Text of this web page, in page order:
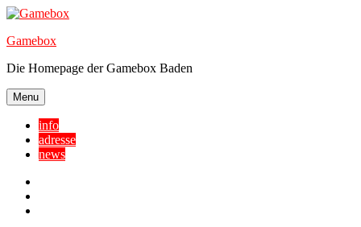
Skip
content
Gamebox
Die Homepage der Gamebox Baden
Menu
info
adresse
news